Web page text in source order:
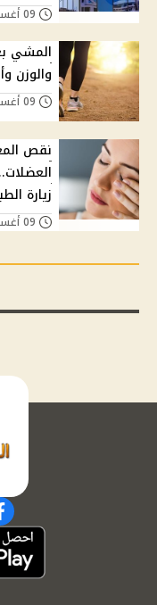
المشي
والوزن
نقص
زيارة